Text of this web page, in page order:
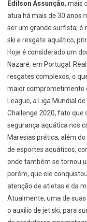
Edilson Assunção, mais
atua há mais de 30 anos
ser um grande surfista, é
ski e resgate aquático,
Hoje é considerado um
Nazaré, em Portugal.
resgates complexos, o
maior comprometimento
League, a Liga Mundial
Challenge 2020, fato que
segurança aquática nos
Maresias prática, além
de esportes aquáticos,
onde também se tornou
porém, que ele
atenção de atletas e da
Atualmente, uma de
o auxílio de jet ski, para